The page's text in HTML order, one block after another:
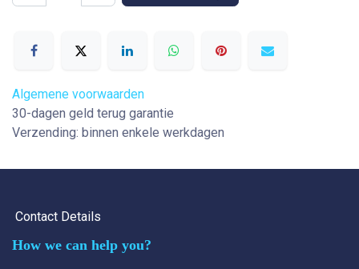
Algemene voorwaarden
30-dagen geld terug garantie
Verzending: binnen enkele werkdagen
Contact Details
How we can help you?